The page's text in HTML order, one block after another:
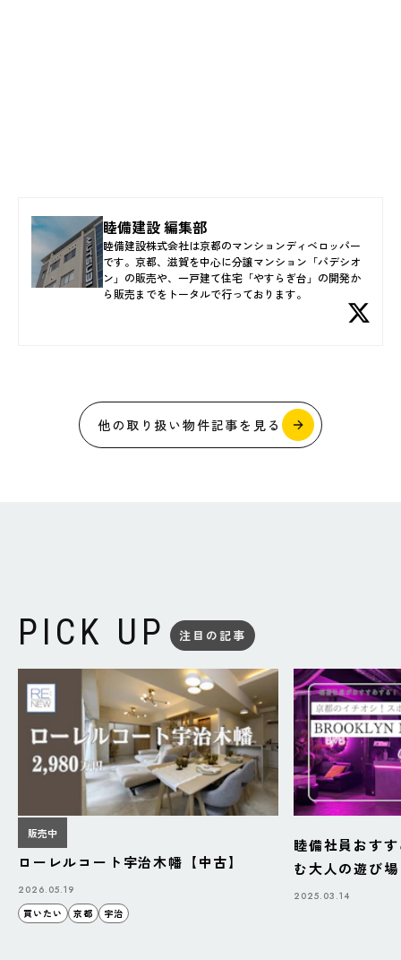
睦備建設 編集部
睦備建設株式会社は京都のマンションディベロッパー
です。京都、滋賀を中心に分譲マンション「パデシオ
ン」の販売や、一戸建て住宅「やすらぎ台」の開発か
ら販売までをトータルで行っております。
他の取り扱い物件記事を見る
PICK UP 注目の記事
販売中
ローレルコート宇治木幡【中古】
2026.05.19
買いたい
京都 宇治
睦備社員おす
む大人の遊び
BAZAAR」
2025.03.14